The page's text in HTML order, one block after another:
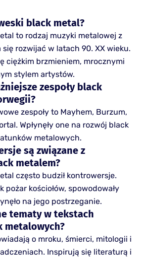
black metal?
to rodzaj muzyki metalowej z
się rozwijać w latach 90. XX wieku.
ciężkim brzmieniem, mrocznymi
stylem artystów.
zespoły black
zespoły to Mayhem, Burzum,
Wpłynęły one na rozwój black
metalowych.
są związane z
metalem?
często budził kontrowersje.
pożar kościołów, spowodowały
na jego postrzeganie.
tematy w tekstach
metalowych?
o mroku, śmierci, mitologii i
Inspirują się literaturą i